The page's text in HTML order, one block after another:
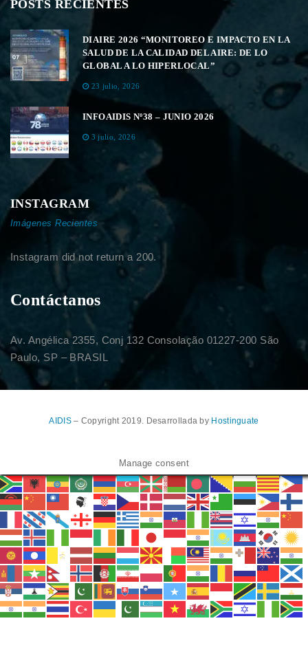
POSTS RECIENTES
DIAIRE 2026 “MONITOREO E IMPACTO EN LA
SALUD DE LA CALIDAD DEL AIRE: DE LO
GLOBAL A LO HIPERLOCAL”
23 julio, 2026
INFOAIDIS Nº38 – JUNIO 2026
3 julio, 2026
INSTAGRAM
Imágenes Recientes
Instagram did not return a 200.
Contáctanos
Av. Angélica 2355, Conj 132 Consolação 01227-200 São
Paulo, SP – BRASIL
AIDIS– Copyright 2019. Desarrollada by Hostinguate
Manage consent